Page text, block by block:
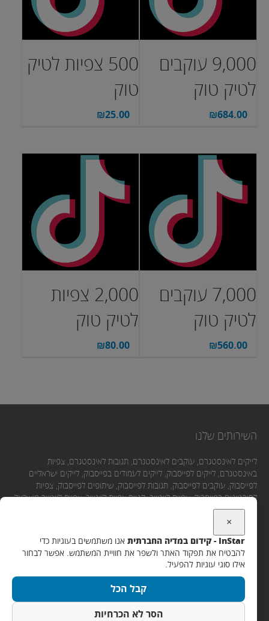
9,000 עוקבים
לטיק טוק
₪684.00
500 צפיות לטיק
טוק
₪25.00
7,000 עוקבים
לטיק טוק
₪560.00
2,000 צפיות
לטיק טוק
₪80.00
השירותים שלנו
לייקים לאינסטגרם, עוקבים לאינסטגרם, תגובות לאינסטגרם, צפיות
באינסטגרם, לייקים לפייסבוק, לייקים לעמודים בפייסבוק, לייקים ישראליים
לפייסבוק, עוקבים לפייסבוק, תגובות לפייסבוק, שיתופים לפייסבוק, צפיות
לסירטונים בפייסבוק, צפיות ליוטיוב, קניית צפיות ליוטיוב, צפיות ליוטיוב מישראל,
לייקים ליוטיוב, תגובות ליוטיוב, מנויים ליוטיוב.
יצירת קשר
אימייל:
×
InStar - קידום במדיה החברתית
אנו משתמשים בעוגיות כדי
להבטיח את תפקוד האתר ולשפר את חוויית המשתמש. אפשר לבחור
אילו סוגי עוגיות להפעיל.
קבל הכל
הסר לא הכרחיות